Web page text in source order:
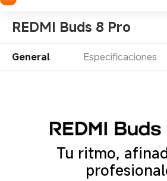
REDMI Buds 8 Pro
General Especificaciones
Tu ritmo,